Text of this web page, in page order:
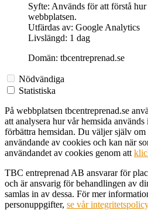
Syfte: Används för att förstå
webbplatsen.
Utfärdas av: Google Analytics
Livslängd: 1 dag
Domän: tbcentreprenad.se
Nödvändiga
Statistiska
På webbplatsen tbcentreprenad.se
att analysera hur vår hemsida
förbättra hemsidan. Du väljer själv
användande av cookies och kan när
användandet av cookies genom att
TBC entreprenad AB ansvarar för
och är ansvarig för behandlingen av
samlas in av dessa. För mer
personuppgifter, se vår integritetspolicy